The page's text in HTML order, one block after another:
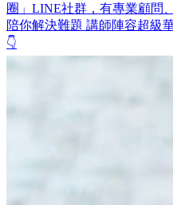
圈」LINE社群，有專業顧問
陪你解決難題 講師陣容超級
👇